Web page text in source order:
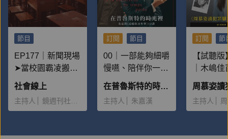
節目
EP177｜新聞現場
➤當校園霸凌搬上
檯面：為何一再重
演？
社會線上
主持人 鏡週刊社會組
訂閱 節目
00｜一部能夠細嚼
慢嚥、陪伴你一輩
子的書
在普魯斯特的時光裡——朱嘉漢《追憶似水年華》12講
主持人 朱嘉漢
訂閱 節
【試聽
｜木嶋
人案：為
麼多男性
她，並且
主持人